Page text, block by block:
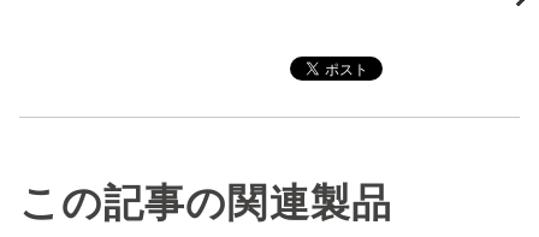
この記事の関連製品